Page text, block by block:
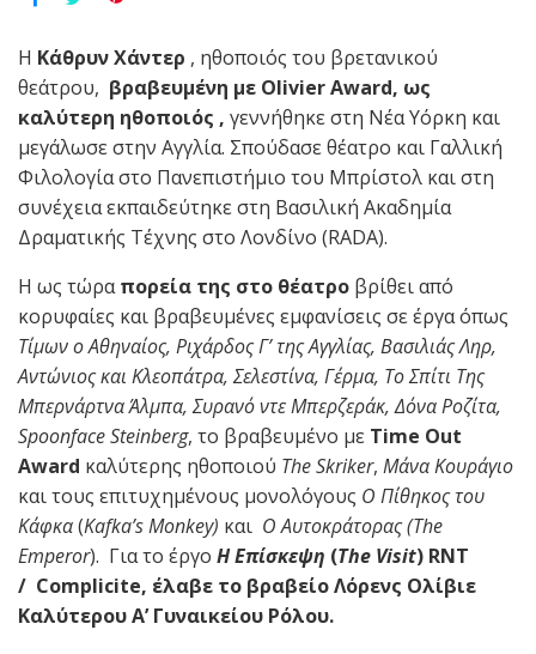
Η Κάθρυν Χάντερ , ηθοποιός του βρετανικού
θεάτρου, βραβευμένη με OlivierAward, ως
καλύτερη ηθοποιός , γεννήθηκε στη Νέα Υόρκη και
μεγάλωσε στην Αγγλία. Σπούδασε θέατρο και Γαλλική
Φιλολογία στο Πανεπιστήμιο του Μπρίστολ και στη
συνέχεια εκπαιδεύτηκε στη Βασιλική Ακαδημία
Δραματικής Τέχνης στο Λονδίνο (RADA).
Η ως τώραπορεία της στο θέατρο βρίθει από
κορυφαίες και βραβευμένες εμφανίσεις σε έργα όπως
Τίμων ο Αθηναίος, Ριχάρδος Γ’ της Αγγλίας, Βασιλιάς Ληρ,
Αντώνιος και Κλεοπάτρα, Σελεστίνα, Γέρμα, Το Σπίτι Της
Μπερνάρτνα Άλμπα, Συρανό ντε Μπερζεράκ, Δόνα Ροζίτα,
Spoonface Steinberg, το βραβευμένο με Time Out
Award καλύτερης ηθοποιού TheSkriker, Μάνα Κουράγιο
και τους επιτυχημένους μονολόγους Ο Πίθηκος του
Κάφκα(Kafka’s Monkey) και O Αυτοκράτορας(The
Emperor). Για το έργο Η Επίσκεψη (The Visit) RNT
/ Complicite, έλαβε το βραβείο Λόρενς Ολίβιε
Καλύτερου Α’ Γυναικείου Ρόλου.